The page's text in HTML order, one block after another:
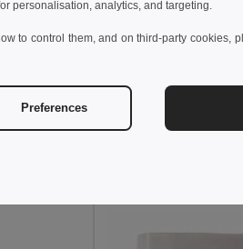
+2 Colors
personalisation, analytics, and targeting.
to control them, and on third-party cookies,
Preferences